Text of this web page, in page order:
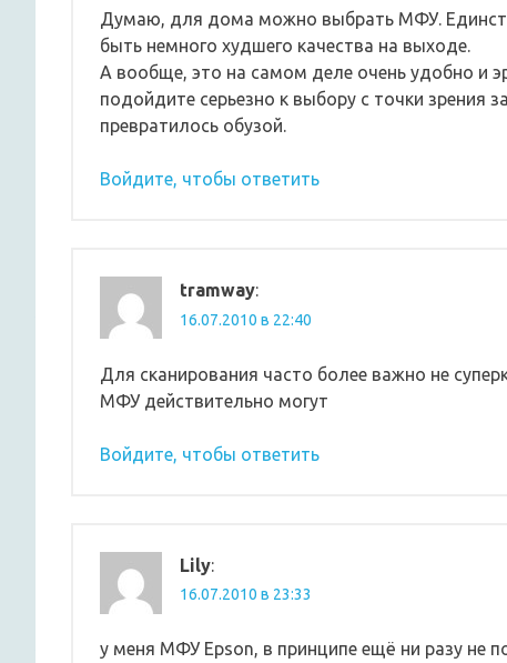
Думаю, для дома можно выбрать МФУ.
быть немного худшего качества на выходе.
А вообще, это на самом деле очень удобно и
подойдите серьезно к выбору с точки зрения
превратилось обузой.
Войдите, чтобы ответить
tramway:
16.07.2010 в 22:40
Для сканирования часто более важно не
МФУ действительно могут
Войдите, чтобы ответить
Lily:
16.07.2010 в 23:33
у меня МФУ Epson, в принципе ещё ни разу не